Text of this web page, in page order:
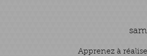
Apprenez à